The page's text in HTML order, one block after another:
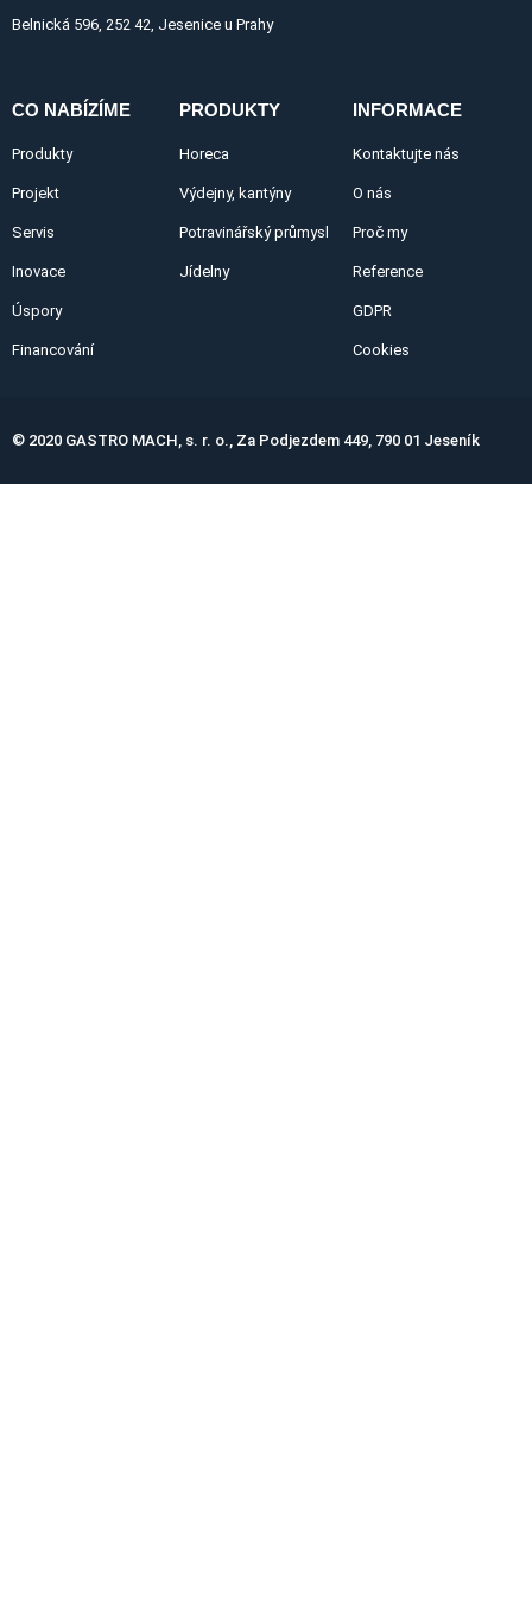
Belnická 596, 252 42, Jesenice u Prahy
CO NABÍZÍME
Produkty
Projekt
Servis
Inovace
Úspory
Financování
PRODUKTY
Horeca
Výdejny, kantýny
Potravinářský průmysl
Jídelny
INFORMACE
Kontaktujte nás
O nás
Proč my
Reference
GDPR
Cookies
© 2020 GASTRO MACH, s. r. o., Za Podjezdem 449, 790 01 Jeseník